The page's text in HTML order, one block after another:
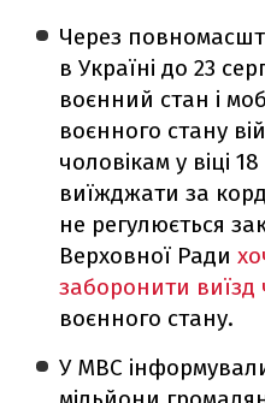
Через
в Україні до 23
воєнний стан і
воєнного стану
чоловікам у віці
виїжджати за
не регулюється
Верховної Ради
заборонити виїзд
воєнного стану.
У МВС